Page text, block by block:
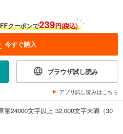
クーポンで239円(税込)
今すぐ購入
ブラウザ試し読み
アプリ試し読みはこちら
量24000文字以上 32,000文字未満（30